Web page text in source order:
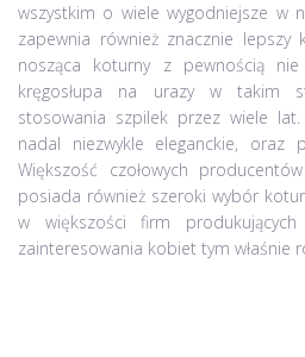
wszystkim o wiele wygodniejsze w
zapewnia również znacznie
nosząca koturny z pewnością nie
kręgosłupa na urazy w takim
stosowania szpilek przez wiele
nadal niezwykle eleganckie, oraz
Większość czołowych
posiada również szeroki wybór
w większości firm
zainteresowania kobiet tym właśnie